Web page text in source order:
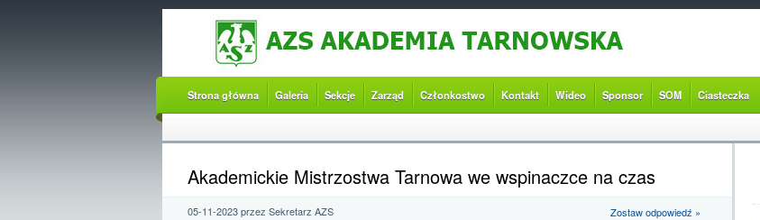
Strona główna Galeria Sekcje Zarząd Członkostwo Kontakt Wideo Sponsor SOM Ciasteczka
Akademickie Mistrzostwa Tarnowa we wspinaczce na czas
05-11-2023 przez Sekretarz AZS Zostaw odpowiedź »